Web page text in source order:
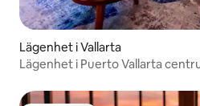
Lägenhet i Vallarta
Lägenhet i Puerto Vallarta